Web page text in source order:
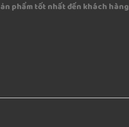
phẩm tốt nhất đến khách hàng